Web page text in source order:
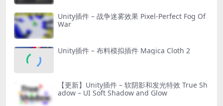
Unity插件 – 战争迷雾效果 Pixel-Perfect Fog Of
War
Unity插件 – 布料模拟插件 Magica Cloth 2
【更新】Unity插件 – 软阴影和发光特效 True Sh
adow – UI Soft Shadow and Glow